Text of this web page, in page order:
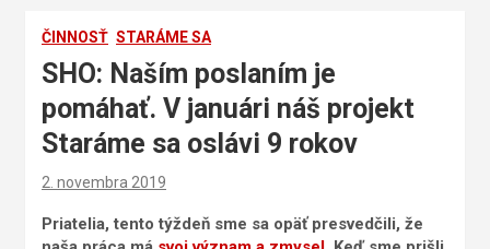
ČINNOSŤ STARÁME SA
SHO: Naším poslaním je
pomáhať. V januári náš projekt
Staráme sa oslávi 9 rokov
2. novembra 2019
Priatelia, tento týždeň sme sa opäť presvedčili, že